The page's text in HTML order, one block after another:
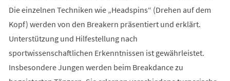
Die einzelnen Techniken wie „Headspins“ (Drehen auf dem
Kopf) werden von den Breakern präsentiert und erklärt.
Unterstützung und Hilfestellung nach
sportwissenschaftlichen Erkenntnissen ist gewährleistet.
Insbesondere Jungen werden beim Breakdance zu